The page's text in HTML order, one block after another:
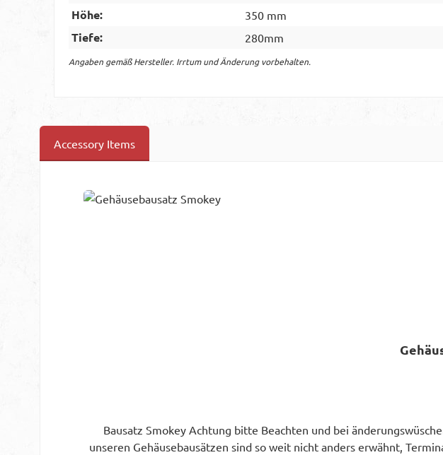
Höhe: 350 mm
Tiefe: 280mm
Angaben gemäß Hersteller. Irrtum und Änderung vorbehalten.
Accessory Items
Bausatz Smokey Achtung bitte Beachten und bei
unseren Gehäusebausätzen sind so weit nicht anders erwähnt,